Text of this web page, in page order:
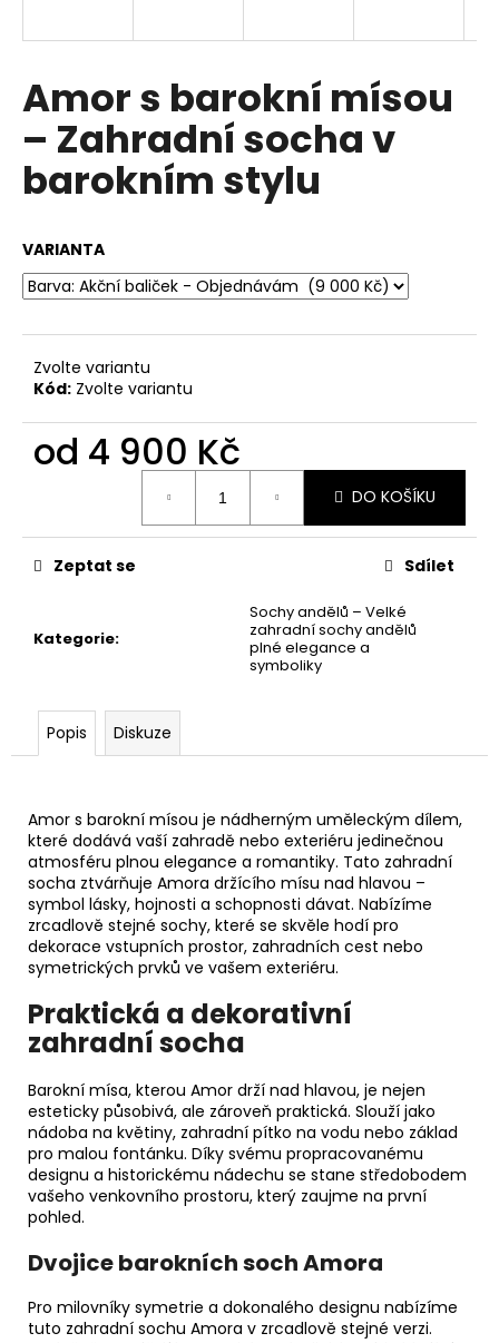
Amor s barokní mísou
– Zahradní socha v
barokním stylu
VARIANTA
Zvolte variantu
Kód: Zvolte variantu
od 4 900 Kč
DO KOŠÍKU
Kategorie:
Sochy andělů – Velké
zahradní sochy andělů
plné elegance a
symboliky
Zeptat se Sdílet
Popis Diskuze
Amor s barokní mísou je nádherným uměleckým dílem,
které dodává vaší zahradě nebo exteriéru jedinečnou
atmosféru plnou elegance a romantiky. Tato zahradní
socha ztvárňuje Amora držícího mísu nad hlavou –
symbol lásky, hojnosti a schopnosti dávat. Nabízíme
zrcadlově stejné sochy, které se skvěle hodí pro
dekorace vstupních prostor, zahradních cest nebo
symetrických prvků ve vašem exteriéru.
Praktická a dekorativní
zahradní socha
Barokní mísa, kterou Amor drží nad hlavou, je nejen
esteticky působivá, ale zároveň praktická. Slouží jako
nádoba na květiny, zahradní pítko na vodu nebo základ
pro malou fontánku. Díky svému propracovanému
designu a historickému nádechu se stane středobodem
vašeho venkovního prostoru, který zaujme na první
pohled.
Dvojice barokních soch Amora
Pro milovníky symetrie a dokonalého designu nabízíme
tuto zahradní sochu Amora v zrcadlově stejné verzi.
í
t
?
D
o
p
o
e
CITROEN
500